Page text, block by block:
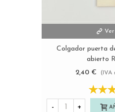
Ver
Colgador puerta
abierto
2,40 €
(IVA
- +